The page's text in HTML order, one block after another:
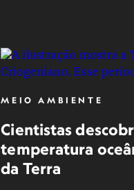
MEIO AMBIENTE
Cientistas
temperatura
da Terra